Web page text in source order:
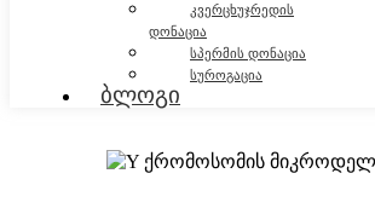
კვერცხუჯრედის
დონაცია
სპერმის დონაცია
სუროგაცია
ბლოგი